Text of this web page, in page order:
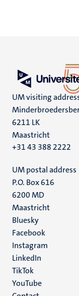
UM visiting
6211 LK
Maastricht
+31 43 388 2222
UM postal address
P.O. Box 616
6200 MD
Maastricht
Social
media
Bluesky
Facebook
Instagram
LinkedIn
TikTok
YouTube